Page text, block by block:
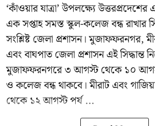
‘কাঁওয়ার যাত্রা’উপলক্ষ্যে উত্তরপ্রদেশের
এক সপ্তাহ সমস্ত স্কুল-কলেজ বন্ধ রাখার
সংশ্লিষ্ট জেলা প্রশাসন। মুজাফফরনগর,
এবং বাঘপাত জেলা প্রশাসন এই সিদ্ধান্ত
মুজাফফরনগরে ৩ আগস্ট থেকে ১০
ও কলেজ বন্ধ থাকবে। মীরাট এবং
থেকে ১২ আগস্ট পর্য ...